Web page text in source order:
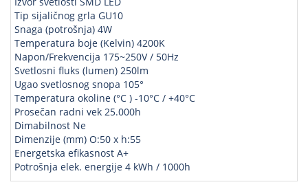
Tip sijaličnog grla GU10
Snaga (potrošnja) 4W
Temperatura boje (Kelvin) 4200K
Napon/Frekvencija 175~250V / 50Hz
Svetlosni fluks (lumen) 250lm
Ugao svetlosnog snopa 105°
Temperatura okoline (°C ) -10°C / +40°C
Prosečan radni vek 25.000h
Dimabilnost Ne
Dimenzije (mm) O:50 x h:55
Energetska efikasnost A+
Potrošnja elek. energije 4 kWh / 1000h